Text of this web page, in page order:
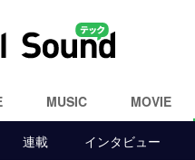
MUSIC MOVIE
連載 インタビュー